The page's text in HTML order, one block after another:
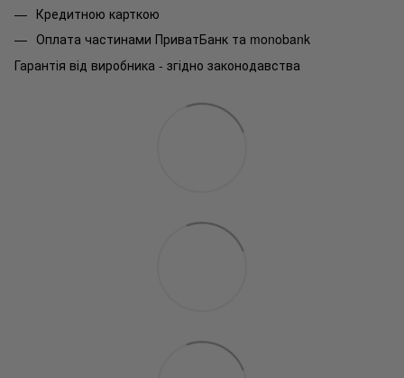
Кредитною карткою
Оплата частинами ПриватБанк та monobank
Гарантія від виробника - згідно законодавства